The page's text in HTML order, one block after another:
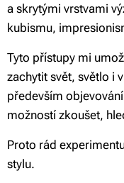
a skrytými vrstvami
kubismu,
Tyto přístupy mi
zachytit svět, světlo i
především
možností zkoušet,
Proto rád
stylu.